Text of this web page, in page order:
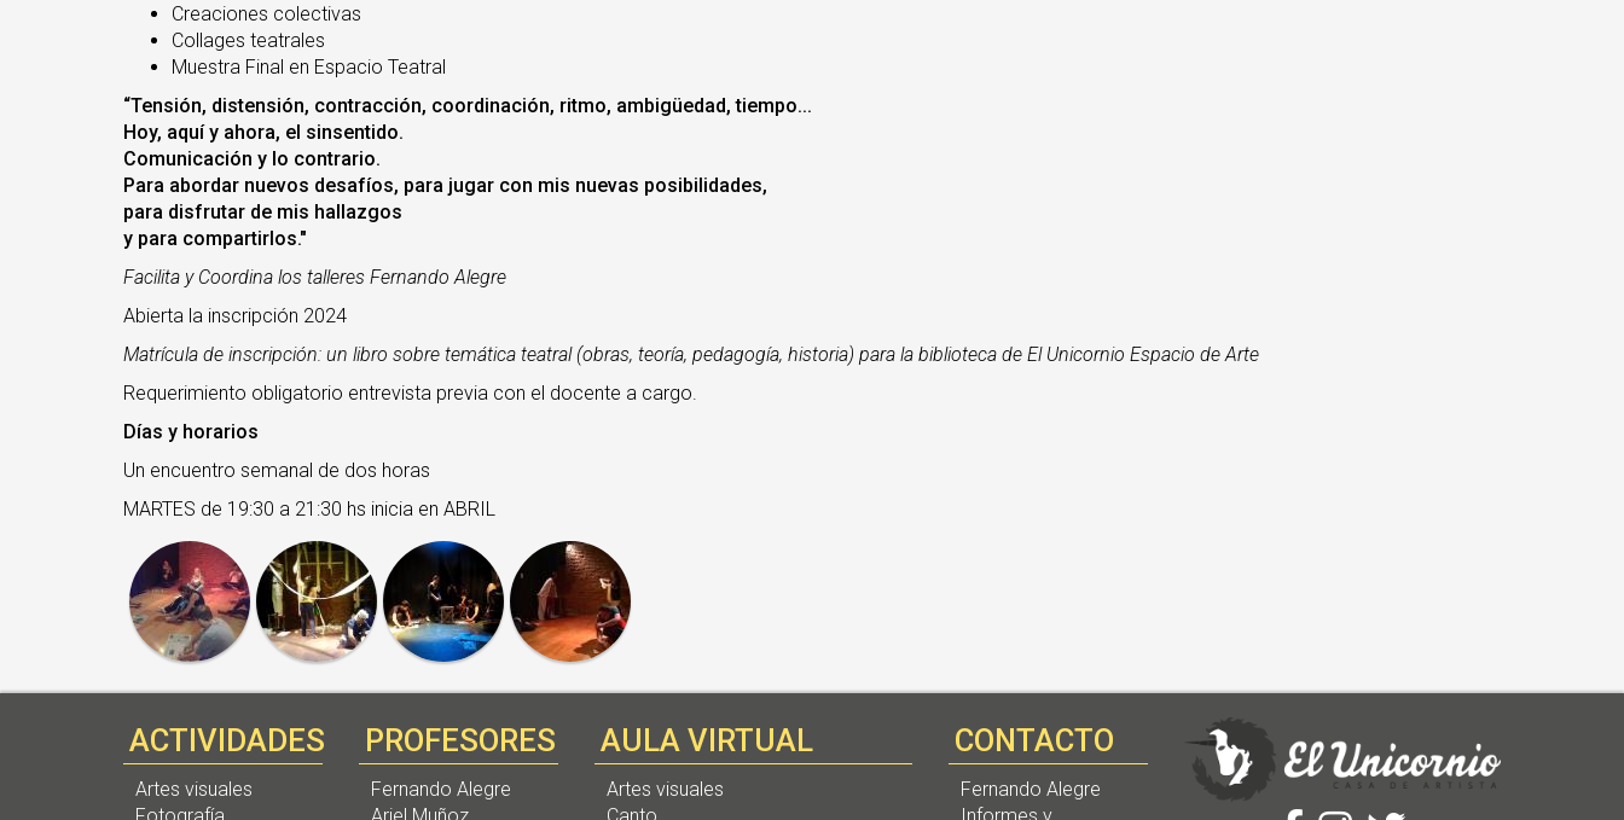
Creaciones colectivas
Collages teatrales
Muestra Final en Espacio Teatral
“Tensión, distensión, contracción, coordinación, ritmo, ambigüedad, tiempo...
Hoy, aquí y ahora, el sinsentido.
Comunicación y lo contrario.
Para abordar nuevos desafíos, para jugar con mis nuevas posibilidades,
para disfrutar de mis hallazgos
y para compartirlos."
Facilita y Coordina los talleres Fernando Alegre
Abierta la inscripción 2024
Matrícula de inscripción: un libro sobre temática teatral (obras, teoría, pedagogía, historia) para la biblioteca de El Unicornio Espacio de Arte
Requerimiento obligatorio entrevista previa con el docente a cargo.
Días y horarios
Un encuentro semanal de dos horas
MARTES de 19:30 a 21:30 hs inicia en ABRIL
ACTIVIDADES
Artes visuales
PROFESORES
Fernando Alegre
AULA VIRTUAL
Artes visuales
CONTACTO
Fernando Alegre